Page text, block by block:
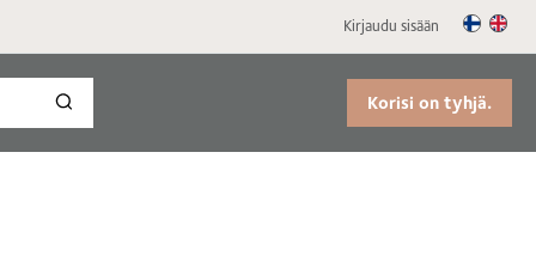
Kirjaudu sisään
Korisi on tyhjä.